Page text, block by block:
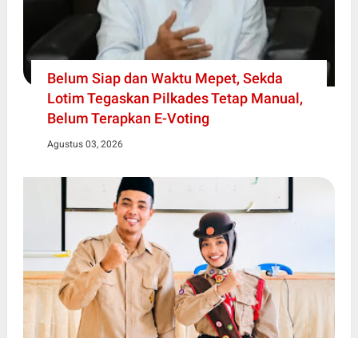
Belum Siap dan Waktu Mepet, Sekda
Lotim Tegaskan Pilkades Tetap Manual,
Belum Terapkan E-Voting
Agustus 03, 2026